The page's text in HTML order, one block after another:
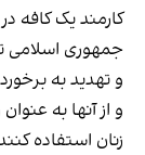
کارمند یک کافه
جمهوری اسلامی
و تهدید به
و از آنها به
زنان استفاده